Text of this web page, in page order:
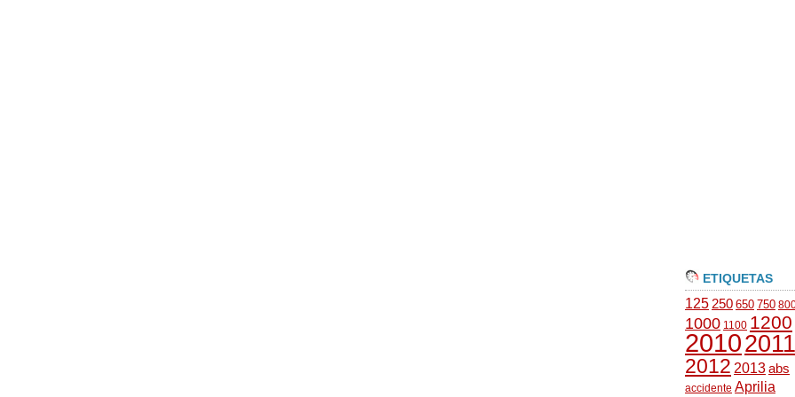
ETIQUETAS
125 250 650 750
1000 1100 1200
20102011
2012 2013abs
accidente Aprilia